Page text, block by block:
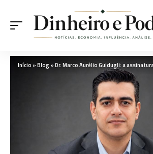
Início »Blog »Dr. Marco Aurélio Guidugli: a assinatura da